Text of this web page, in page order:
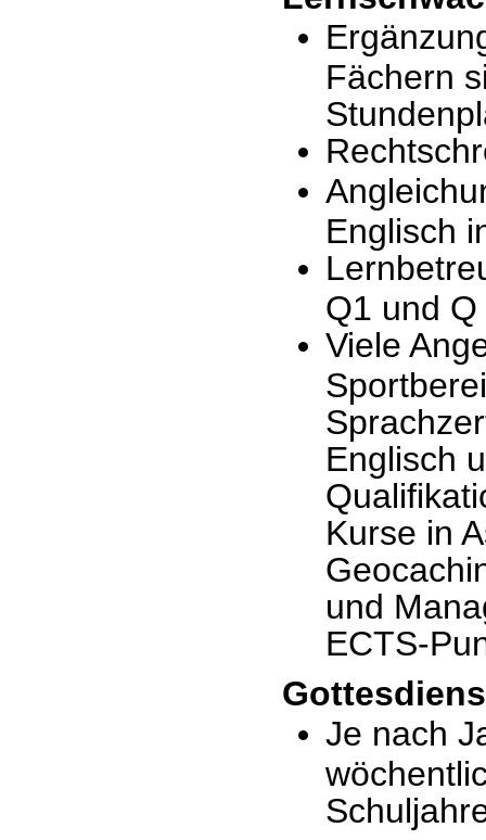
Fächern
Englisch
Q1 und Q
Viele
Englisch
Kurse in
und
ECTS-
Je nach